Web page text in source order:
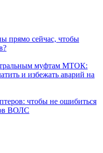
прямо сейчас, чтобы
муфтам МТОК:
и избежать аварий на
чтобы не ошибиться
ВОЛС